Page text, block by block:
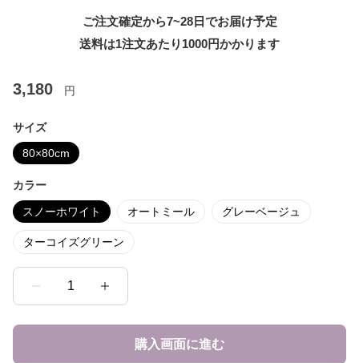
ご注文確定から7~28日でお届け予定
送料は1注文あたり 1000円かかります
3,180 円
サイズ
80×80cm
カラー
スノーホワイト オートミール グレーベージュ
ターコイズグリーン
1
購入画面に進む